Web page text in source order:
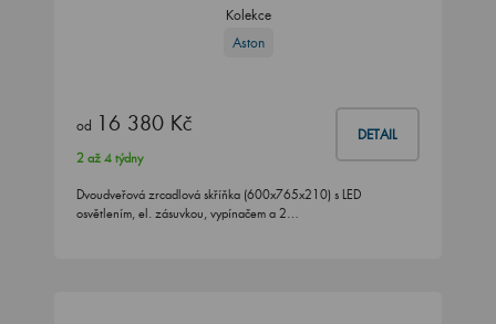
Kolekce
Aston
od 16 380 Kč DETAIL
2 až 4 týdny
Dvoudveřová zrcadlová skříňka (600x765x210) s LED
osvětlením, el. zásuvkou, vypínačem a 2…